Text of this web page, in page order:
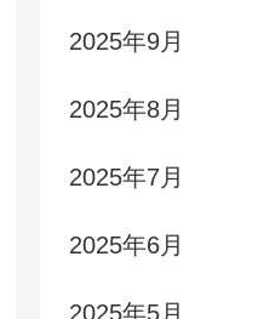
2025年9月
2025年8月
2025年7月
2025年6月
2025年5月